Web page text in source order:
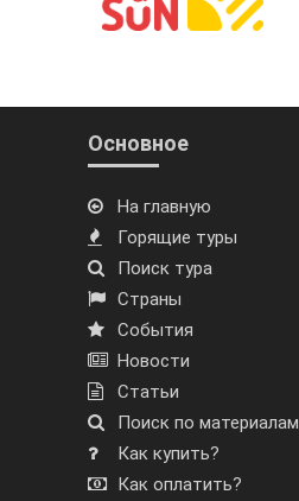
Основное
На главную
Горящие туры
Поиск тура
Страны
События
Новости
Статьи
Поиск по материалам
Как купить?
Как оплатить?